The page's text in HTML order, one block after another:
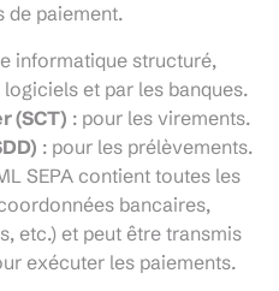
de paiement.
informatique structuré,
et par les banques.
(SCT) : pour les virements.
: pour les prélèvements.
SEPA contient toutes les
bancaires,
etc.) et peut être transmis
exécuter les paiements.